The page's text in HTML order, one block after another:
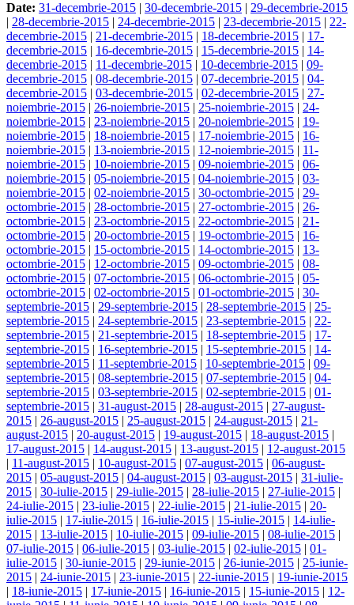
Date: 31-decembrie-2015 | 30-decembrie-2015 | 29-decembrie-2015
| 28-decembrie-2015 | 24-decembrie-2015 | 23-decembrie-2015 | 22-
decembrie-2015 | 21-decembrie-2015 | 18-decembrie-2015 | 17-
decembrie-2015 | 16-decembrie-2015 | 15-decembrie-2015 | 14-
decembrie-2015 | 11-decembrie-2015 | 10-decembrie-2015 | 09-
decembrie-2015 | 08-decembrie-2015 | 07-decembrie-2015 | 04-
decembrie-2015 | 03-decembrie-2015 | 02-decembrie-2015 | 27-
noiembrie-2015 | 26-noiembrie-2015 | 25-noiembrie-2015 | 24-
noiembrie-2015 | 23-noiembrie-2015 | 20-noiembrie-2015 | 19-
noiembrie-2015 | 18-noiembrie-2015 | 17-noiembrie-2015 | 16-
noiembrie-2015 | 13-noiembrie-2015 | 12-noiembrie-2015 | 11-
noiembrie-2015 | 10-noiembrie-2015 | 09-noiembrie-2015 | 06-
noiembrie-2015 | 05-noiembrie-2015 | 04-noiembrie-2015 | 03-
noiembrie-2015 | 02-noiembrie-2015 | 30-octombrie-2015 | 29-
octombrie-2015 | 28-octombrie-2015 | 27-octombrie-2015 | 26-
octombrie-2015 | 23-octombrie-2015 | 22-octombrie-2015 | 21-
octombrie-2015 | 20-octombrie-2015 | 19-octombrie-2015 | 16-
octombrie-2015 | 15-octombrie-2015 | 14-octombrie-2015 | 13-
octombrie-2015 | 12-octombrie-2015 | 09-octombrie-2015 | 08-
octombrie-2015 | 07-octombrie-2015 | 06-octombrie-2015 | 05-
octombrie-2015 | 02-octombrie-2015 | 01-octombrie-2015 | 30-
septembrie-2015 | 29-septembrie-2015 | 28-septembrie-2015 | 25-
septembrie-2015 | 24-septembrie-2015 | 23-septembrie-2015 | 22-
septembrie-2015 | 21-septembrie-2015 | 18-septembrie-2015 | 17-
septembrie-2015 | 16-septembrie-2015 | 15-septembrie-2015 | 14-
septembrie-2015 | 11-septembrie-2015 | 10-septembrie-2015 | 09-
septembrie-2015 | 08-septembrie-2015 | 07-septembrie-2015 | 04-
septembrie-2015 | 03-septembrie-2015 | 02-septembrie-2015 | 01-
septembrie-2015 | 31-august-2015 | 28-august-2015 | 27-august-
2015 | 26-august-2015 | 25-august-2015 | 24-august-2015 | 21-
august-2015 | 20-august-2015 | 19-august-2015 | 18-august-2015 |
17-august-2015 | 14-august-2015 | 13-august-2015 | 12-august-2015
| 11-august-2015 | 10-august-2015 | 07-august-2015 | 06-august-
2015 | 05-august-2015 | 04-august-2015 | 03-august-2015 | 31-iulie-
2015 | 30-iulie-2015 | 29-iulie-2015 | 28-iulie-2015 | 27-iulie-2015 |
24-iulie-2015 | 23-iulie-2015 | 22-iulie-2015 | 21-iulie-2015 | 20-
iulie-2015 | 17-iulie-2015 | 16-iulie-2015 | 15-iulie-2015 | 14-iulie-
2015 | 13-iulie-2015 | 10-iulie-2015 | 09-iulie-2015 | 08-iulie-2015 |
07-iulie-2015 | 06-iulie-2015 | 03-iulie-2015 | 02-iulie-2015 | 01-
iulie-2015 | 30-iunie-2015 | 29-iunie-2015 | 26-iunie-2015 | 25-iunie-
2015 | 24-iunie-2015 | 23-iunie-2015 | 22-iunie-2015 | 19-iunie-2015
| 18-iunie-2015 | 17-iunie-2015 | 16-iunie-2015 | 15-iunie-2015 | 12-